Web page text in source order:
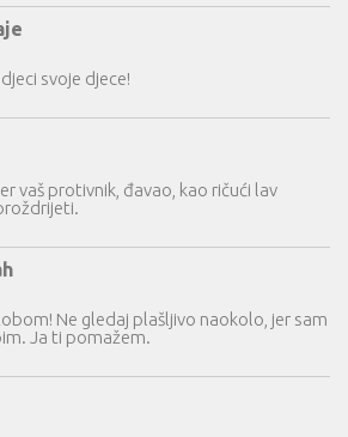
svoje djece!
vaš protivnik, đavao, kao ričući lav
Ne gledaj plašljivo naokolo, jer sam
Ja ti pomažem.